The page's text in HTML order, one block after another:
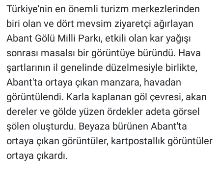
Türkiye'nin en önemli turizm merkezlerinden
biri olan ve dört mevsim ziyaretçi ağırlayan
Abant Gölü Milli Parkı, etkili olan kar yağışı
sonrası masalsı bir görüntüye büründü. Hava
şartlarının il genelinde düzelmesiyle birlikte,
Abant'ta ortaya çıkan manzara, havadan
görüntülendi. Karla kaplanan göl çevresi, akan
dereler ve gölde yüzen ördekler adeta görsel
şölen oluşturdu. Beyaza bürünen Abant'ta
ortaya çıkan görüntüler, kartpostallık görüntüler
ortaya çıkardı.